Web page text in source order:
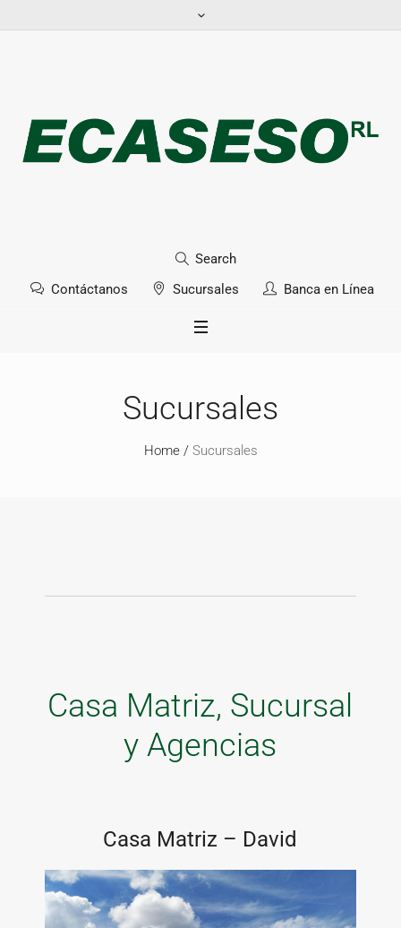
Search
Contáctanos
Sucursales Banca en Línea
Sucursales
Home / Sucursales
Casa Matriz, Sucursal
y Agencias
Casa Matriz – David